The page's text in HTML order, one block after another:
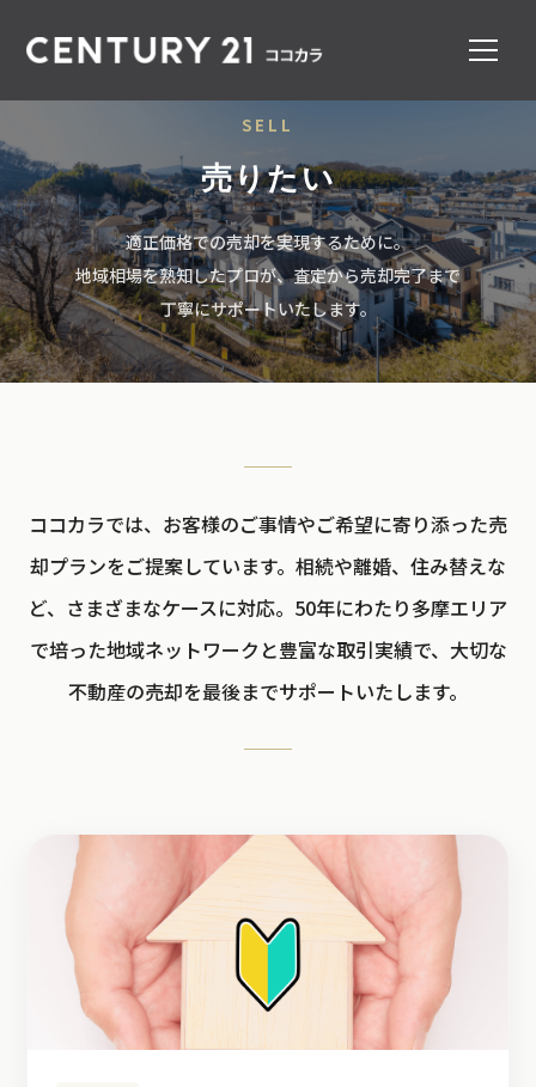
SELL
売りたい
適正価格での売却を実現するために。
地域相場を熟知したプロが、査定から売却完了まで
丁寧にサポートいたします。
ココカラでは、お客様のご事情やご希望に寄り添った売
却プランをご提案しています。相続や離婚、住み替えな
ど、さまざまなケースに対応。50年にわたり多摩エリア
で培った地域ネットワークと豊富な取引実績で、大切な
不動産の売却を最後までサポートいたします。